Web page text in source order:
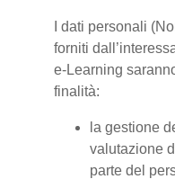
I dati personali
forniti
e-Learning
finalità:
la gestione
valutazione
parte del